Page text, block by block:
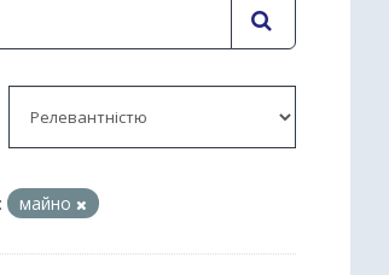
майно